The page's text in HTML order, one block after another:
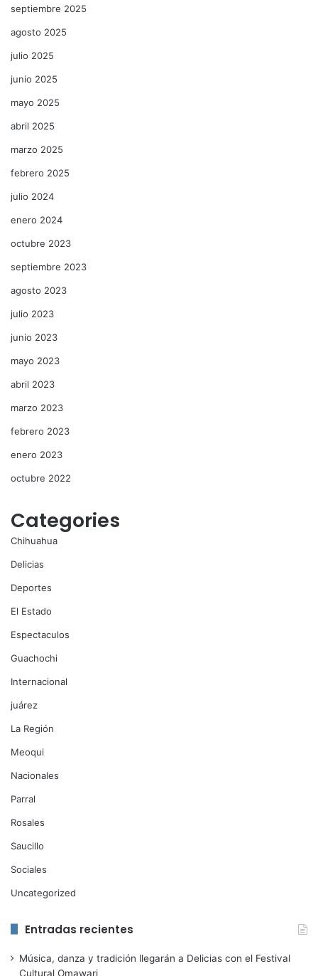
septiembre 2025
agosto 2025
julio 2025
junio 2025
mayo 2025
abril 2025
marzo 2025
febrero 2025
julio 2024
enero 2024
octubre 2023
septiembre 2023
agosto 2023
julio 2023
junio 2023
mayo 2023
abril 2023
marzo 2023
febrero 2023
enero 2023
octubre 2022
Categories
Chihuahua
Delicias
Deportes
El Estado
Espectaculos
Guachochi
Internacional
juárez
La Región
Meoqui
Nacionales
Parral
Rosales
Saucillo
Sociales
Uncategorized
Entradas recientes
Música, danza y tradición llegarán a Delicias con el Festival
Cultural Omawari